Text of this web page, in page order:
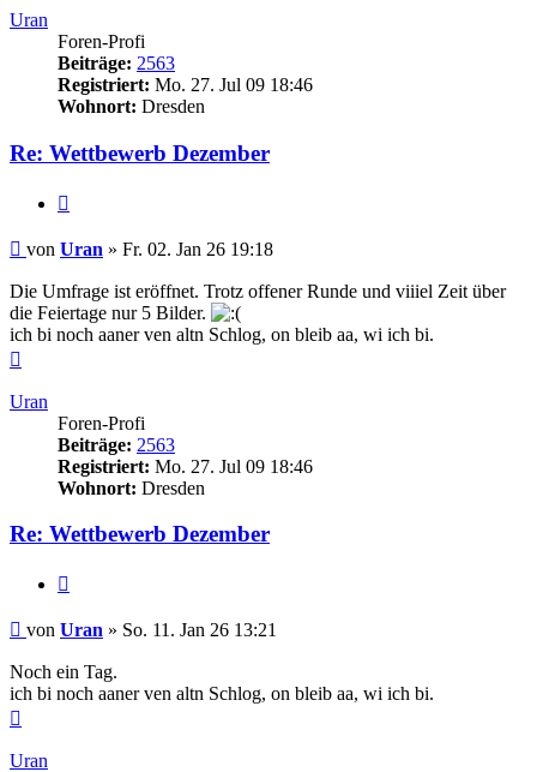
Uran
Foren-Profi
Beiträge: 2563
Registriert: Mo. 27. Jul 09 18:46
Wohnort: Dresden
Re: Wettbewerb Dezember
Beitrag
von Uran » Fr. 02. Jan 26 19:18
Die Umfrage ist eröffnet. Trotz offener Runde und viiiel Zeit über
die Feiertage nur 5 Bilder.
ich bi noch aaner ven altn Schlog, on bleib aa, wi ich bi.
Uran
Foren-Profi
Beiträge: 2563
Registriert: Mo. 27. Jul 09 18:46
Wohnort: Dresden
Re: Wettbewerb Dezember
Beitrag
von Uran » So. 11. Jan 26 13:21
Noch ein Tag.
ich bi noch aaner ven altn Schlog, on bleib aa, wi ich bi.
Uran